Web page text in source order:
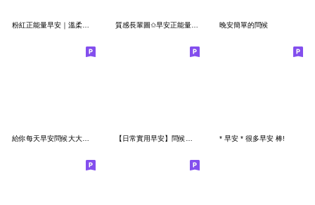
晚安簡單的問候
給你每天早安問候大大大貼圖2.0 【日常實用早安】問候語長輩大人風大貼圖01 * 早安 * 很多早安 棒!